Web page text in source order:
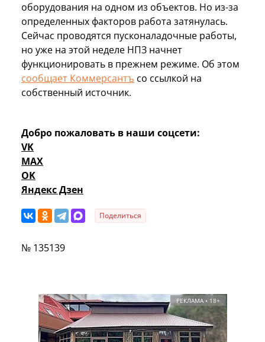
оборудования на одном из объектов. Но из-за
определенных факторов работа затянулась.
Сейчас проводятся пусконаладочные работы,
но уже на этой неделе НПЗ начнет
функционировать в прежнем режиме. Об этом
сообщает Коммерсантъ со ссылкой на
собственный источник.
Добро пожаловать в наши соцсети:
VK
MAX
OK
Яндекс Дзен
Поделиться
№ 135139
РЕКЛАМА • 18+